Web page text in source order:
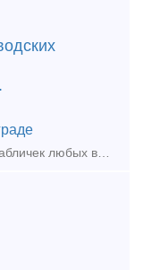
Изготовление шильдиков и заводских табличек любых видов ДЛЯ ОБОРУДОВАНИЯ И СТАНКОВ. Изготовление от 1 рабочего дня. Отгрузка по всей России любой для вас удобной транспортной компанией.